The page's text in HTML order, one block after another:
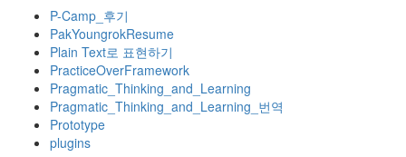
P-Camp_후기
PakYoungrokResume
Plain Text로 표현하기
PracticeOverFramework
Pragmatic_Thinking_and_Learning
Pragmatic_Thinking_and_Learning_번역
Prototype
plugins